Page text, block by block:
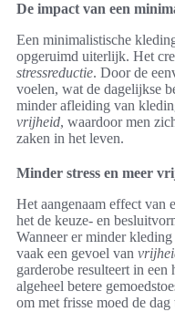
De impact van een
Een minimalistische
opgeruimd uiterlijk. Het
stressreductie. Door de
voelen, wat de dagelijkse
minder afleiding van
vrijheid, waardoor men
zaken in het leven.
Minder stress en meer
Het aangenaam effect van
het de keuze- en
Wanneer er minder
vaak een gevoel van
garderobe resulteert in een
algeheel betere
om met frisse moed de dag